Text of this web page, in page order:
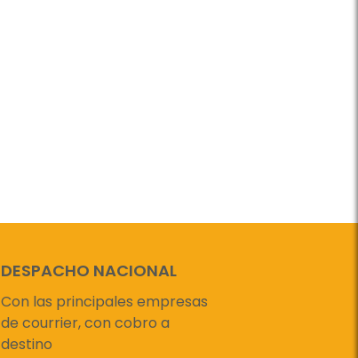
DESPACHO NACIONAL
Con las principales empresas
de courrier, con cobro a
destino